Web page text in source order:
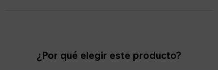
¿Por qué elegir este producto?